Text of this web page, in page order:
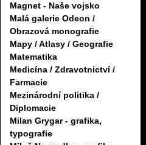
Magnet - Naše vojsko
Malá galerie Odeon /
Obrazová monografie
Mapy / Atlasy / Geografie
Matematika
Medicína / Zdravotnictví /
Farmacie
Mezinárodní politika /
Diplomacie
Milan Grygar - grafika,
typografie